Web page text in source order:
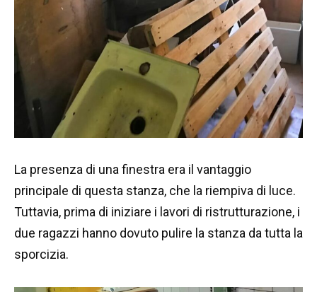
La presenza di una finestra era il vantaggio
principale di questa stanza, che la riempiva di luce.
Tuttavia, prima di iniziare i lavori di ristrutturazione, i
due ragazzi hanno dovuto pulire la stanza da tutta la
sporcizia.